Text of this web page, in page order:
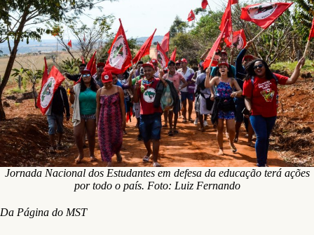
Jornada Nacional dos Estudantes em defesa da educação terá ações
por todo o país. Foto: Luiz Fernando
Da Página do MST